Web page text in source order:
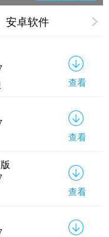
安卓软件
查看
查看
查看